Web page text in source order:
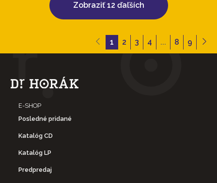
Zobraziť 12 ďaľších
1 2 3 4 ... 8 9
E-SHOP
Posledné pridané
Katalóg CD
Katalóg LP
Predpredaj